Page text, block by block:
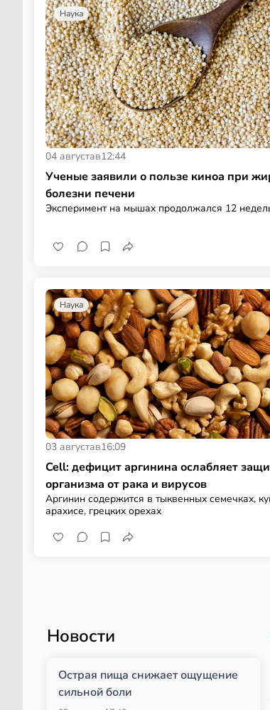
Наука
04 августав12:44
Ученые заявили о пользе киноа при
болезни печени
Эксперимент на мышах продолжался 12
Наука
03 августав16:09
Cell: дефицит аргинина ослабляет
организма от рака и вирусов
Аргинин содержится в тыквенных семечках,
арахисе, грецких орехах
Новости
Острая пища снижает ощущение
сильной боли